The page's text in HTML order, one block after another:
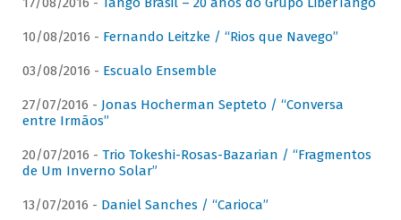
10/08/2016 - Fernando Leitzke / “Rios que Navego”
03/08/2016 - Escualo Ensemble
27/07/2016 - Jonas Hocherman Septeto / “Conversa
entre Irmãos”
20/07/2016 - Trio Tokeshi-Rosas-Bazarian / “Fragmentos
de Um Inverno Solar”
13/07/2016 - Daniel Sanches / “Carioca”